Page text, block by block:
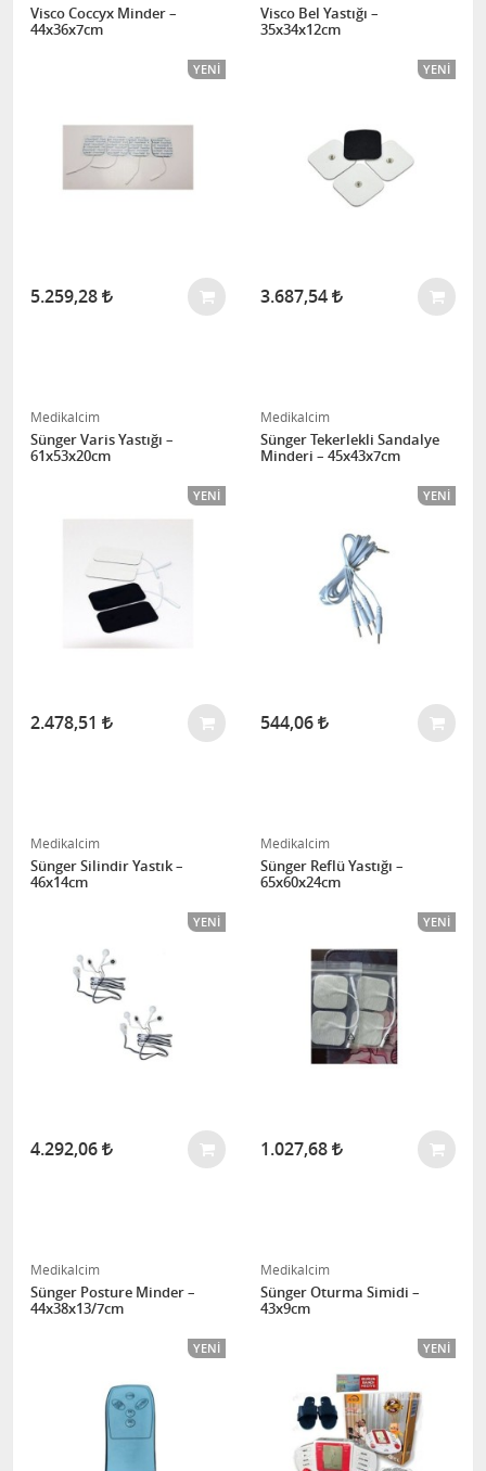
Visco Coccyx Minder –
44x36x7cm
YENI
5.259,28
Visco Bel Yastığı –
35x34x12cm
YENI
3.687,54
Medikalcim
Sünger Varis Yastığı –
61x53x20cm
YENI
2.478,51
Medikalcim
Sünger Tekerlekli Sandalye
Minderi – 45x43x7cm
YENI
544,06
Medikalcim
Sünger Silindir Yastık –
46x14cm
YENI
4.292,06
Medikalcim
Sünger Reflü Yastığı –
65x60x24cm
YENI
1.027,68
Medikalcim
Sünger Posture Minder –
44x38x13/7cm
YENI
Medikalcim
Sünger Oturma Simidi –
43x9cm
YENI